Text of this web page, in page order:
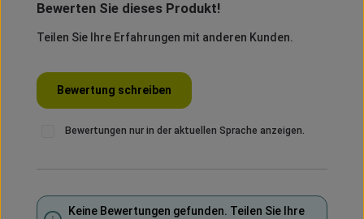
Durchschnittliche Bewertung von 0 von 5 Sternen
Bewerten Sie dieses Produkt!
Teilen Sie Ihre Erfahrungen mit anderen Kunden.
Bewertung schreiben
Bewertungen nur in der aktuellen Sprache anzeigen.
Keine Bewertungen gefunden. Teilen Sie Ihre